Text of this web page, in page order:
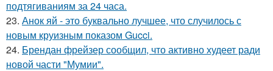
подтягиваниям за 24 часа.
23. Анок яй - это буквально лучшее, что случилось с
новым круизным показом Gucci.
24. Брендан фрейзер сообщил, что активно худеет ради
новой части "Мумии".